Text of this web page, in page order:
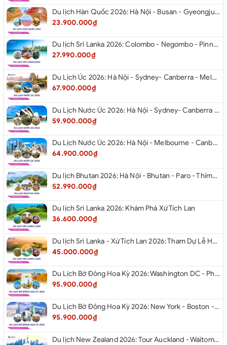
Du lịch Hàn Quốc 2026: Hà Nội - Busan - Gyeongju - Seoul - Đảo Nami - Tàu Điện Ven Biển Haeundae - Cỏ Hồng Muhly - Làng Văn Hóa Huinnyeoul
23.900.000₫
Du lịch Sri Lanka 2026: Colombo - Negombo - Pinnawala - Kandy - Kalutara - Nuwara - Eliya
27.990.000₫
Du Lịch Úc 2026: Hà Nội - Sydney- Canberra - Melbourne - Hà Nội
67.900.000₫
Du Lịch Nước Úc 2026: Hà Nội - Sydney- Canberra - Melbourne - Hà Nội
59.900.000₫
Du Lịch Nước Úc 2026: Hà Nội - Melbourne - Canberra - Sydney - Hà Nội
64.900.000₫
Du lịch Bhutan 2026: Hà Nội - Bhutan - Paro - Thimphu - Punakha
52.990.000₫
Du lịch Sri Lanka 2026: Khám Phá Xứ Tích Lan
36.600.000₫
Du lịch Sri Lanka - Xứ Tích Lan 2026: Tham Dự Lễ Hội Rước Xá Lợi Răng Phật
45.000.000₫
Du Lịch Bờ Đông Hoa Kỳ 2026: Washington DC - Philadelphia - New York - Boston - New Hampshire White Mountains - Albany - Niagara Falls - Buffalo - Corning - New York
95.900.000₫
Du Lịch Bờ Đông Hoa Kỳ 2026: New York - Boston - New Hampshire - Artist’s Bluff - Echo Lake Kancamagus Highway - White Mountains - Albany - Buffalo Niagara Falls - Corning - Washington DC
95.900.000₫
Du lịch New Zealand 2026: Tour Auckland - Waitomo - Taupo - Rotorua - Matamata - Hamilton